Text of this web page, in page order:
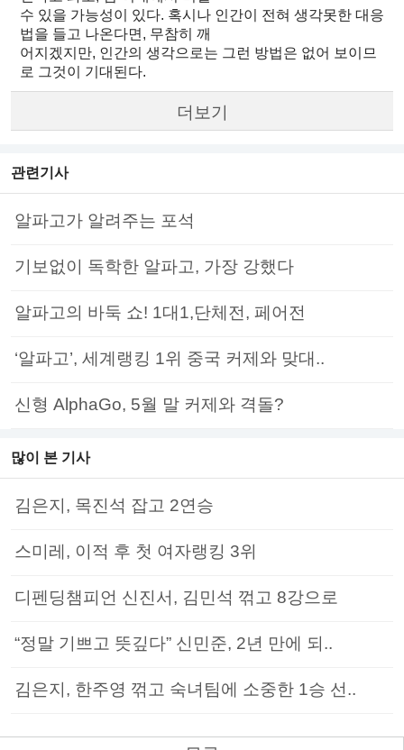
수 있을 가능성이 있다. 혹시나 인간이 전혀 생각못한 대응
법을 들고 나온다면, 무참히 깨
어지겠지만, 인간의 생각으로는 그런 방법은 없어 보이므
로 그것이 기대된다.
더보기
관련기사
알파고가 알려주는 포석
기보없이 독학한 알파고, 가장 강했다
알파고의 바둑 쇼! 1대1,단체전, 페어전
‘알파고’, 세계랭킹 1위 중국 커제와 맞대..
신형 AlphaGo, 5월 말 커제와 격돌?
많이 본 기사
김은지, 목진석 잡고 2연승
스미레, 이적 후 첫 여자랭킹 3위
디펜딩챔피언 신진서, 김민석 꺾고 8강으로
“정말 기쁘고 뜻깊다” 신민준, 2년 만에 되..
김은지, 한주영 꺾고 숙녀팀에 소중한 1승 선..